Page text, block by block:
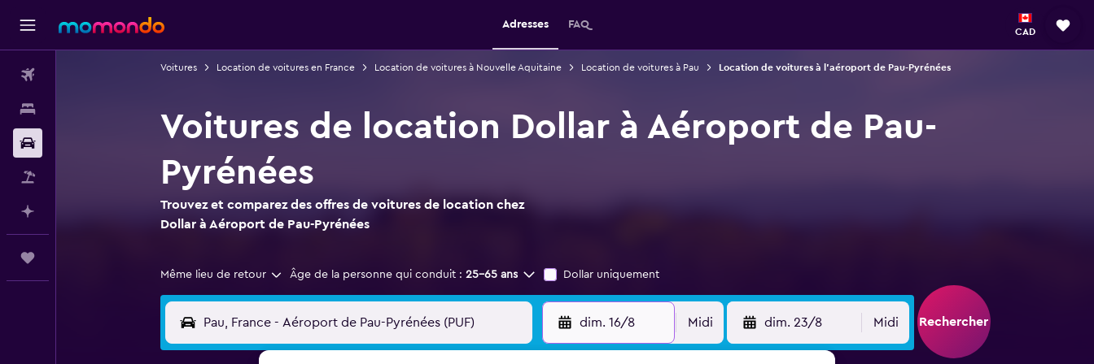
Adresses FAQ
CAD
Voitures Location de voitures en France Location de voitures à Nouvelle Aquitaine Location de voitures à Pau Location de voitures à l'aéroport de Pau-Pyrénées
Voitures de location Dollar à Aéroport de Pau-
Pyrénées
Trouvez et comparez des offres de voitures de location chez
Dollar à Aéroport de Pau-Pyrénées
Même lieu de retour Âge de la personne qui conduit : 25-65 ans Dollar uniquement
dim. 16/8 Midi dim. 23/8 Midi Rechercher